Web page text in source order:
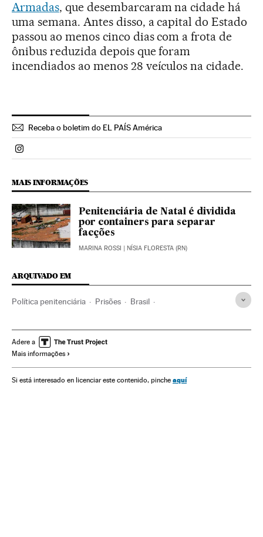
Armadas, que desembarcaram na cidade há
uma semana. Antes disso, a capital do Estado
passou ao menos cinco dias com a frota de
ônibus reduzida depois que foram
incendiados ao menos 28 veículos na cidade.
Receba o boletim do EL PAÍS América
Politica El País Brasil en Instagram
MAIS INFORMAÇÕES
Penitenciária de Natal é dividida
por containers para separar
facções
MARINA ROSSI | NÍSIA FLORESTA (RN)
ARQUIVADO EM
Política penitenciária Prisões Brasil
Regime penitenciário Julgamentos
Processo judicial
Adere a
Mais informações
Si está interesado en licenciar este contenido, pinche aquí